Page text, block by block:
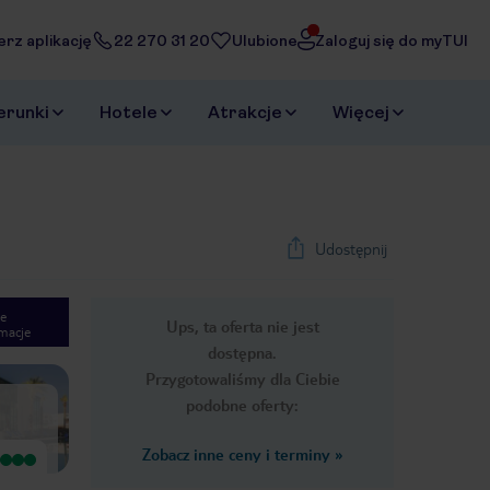
aplikację 22 270 31 20 Ulubione Zaloguj się do myTUI
Hotele Atrakcje Więcej
Udostępnij
Ups, ta oferta nie jest
dostępna.
Przygotowaliśmy dla Ciebie
podobne oferty:
Zobacz inne ceny i terminy »
Next slide
1/48
Wyjątkowy